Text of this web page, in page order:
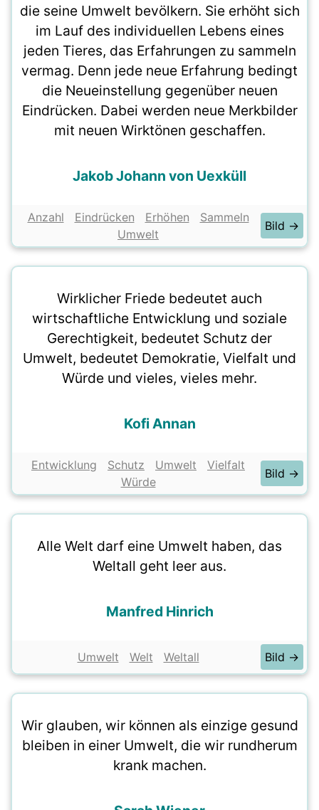
die seine Umwelt bevölkern. Sie erhöht sich
im Lauf des individuellen Lebens eines
jeden Tieres, das Erfahrungen zu sammeln
vermag. Denn jede neue Erfahrung bedingt
die Neueinstellung gegenüber neuen
Eindrücken. Dabei werden neue Merkbilder
mit neuen Wirktönen geschaffen.
Jakob Johann von Uexküll
Anzahl Eindrücken Erhöhen
Sammeln
Umwelt
Bild →
Wirklicher Friede bedeutet auch
wirtschaftliche Entwicklung und soziale
Gerechtigkeit, bedeutet Schutz der
Umwelt, bedeutet Demokratie, Vielfalt und
Würde und vieles, vieles mehr.
Kofi Annan
Entwicklung Schutz Umwelt
Vielfalt
Würde
Bild →
Alle Welt darf eine Umwelt haben, das
Weltall geht leer aus.
Manfred Hinrich
Umwelt Welt Weltall Bild →
Wir glauben, wir können als einzige gesund
bleiben in einer Umwelt, die wir rundherum
krank machen.